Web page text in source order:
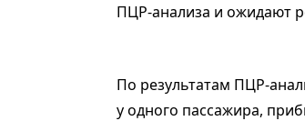
ПЦР-анализа и ожидают
По результатам ПЦР-
у одного пассажира,